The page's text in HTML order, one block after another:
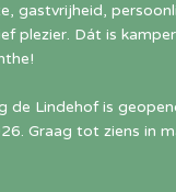
gastvrijheid,
plezier. Dát is
de Lindehof is
Graag tot ziens in